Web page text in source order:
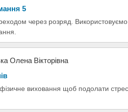
5
через розряд. Використовуємо
Олена Вікторівна
фізичне виховання щоб подолати стрес